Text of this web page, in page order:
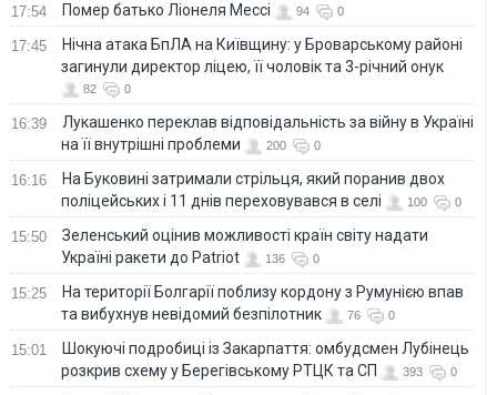
17:54 Помер батько Ліонеля Мессі 94 0
17:45
Нічна атака БпЛА на Київщину: у Броварському районі
загинули директор ліцею, її чоловік та 3-річний онук
82 0
16:39
Лукашенко переклав відповідальність за війну в Україні
на її внутрішні проблеми
200 0
16:16
На Буковині затримали стрільця, який поранив двох
поліцейських і 11 днів переховувався в селі
100 0
15:50
Зеленський оцінив можливості країн світу надати
Україні ракети до Patriot
136 0
15:25
На території Болгарії поблизу кордону з Румунією впав
та вибухнув невідомий безпілотник
76 0
15:01
Шокуючі подробиці із Закарпаття: омбудсмен Лубінець
розкрив схему у Берегівському РТЦК та СП
393 0